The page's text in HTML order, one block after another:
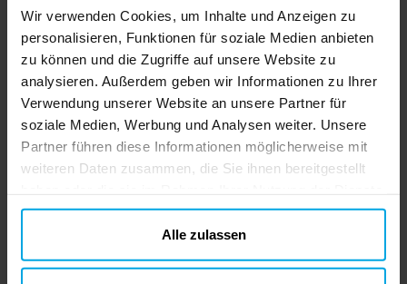
Wir verwenden Cookies, um Inhalte und Anzeigen zu
personalisieren, Funktionen für soziale Medien anbieten
zu können und die Zugriffe auf unsere Website zu
analysieren. Außerdem geben wir Informationen zu Ihrer
Verwendung unserer Website an unsere Partner für
soziale Medien, Werbung und Analysen weiter. Unsere
Partner führen diese Informationen möglicherweise mit
weiteren Daten zusammen, die Sie ihnen bereitgestellt
gesammelt haben. Ihre Einwilligung können Sie jederzeit.
Alle zulassen